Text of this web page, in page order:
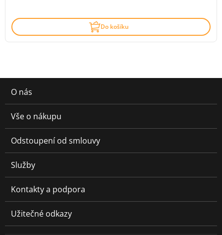
Do košíku
O nás
Vše o nákupu
Odstoupení od smlouvy
Služby
Kontakty a podpora
Užitečné odkazy